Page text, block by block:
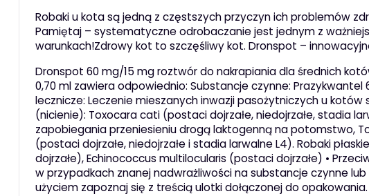
Robaki u kota są jedną z częstszych przyczyn ich problemów
Pamiętaj – systematyczne odrobaczanie jest jednym z
warunkach!Zdrowy kot to szczęśliwy kot. Dronspot –
Dronspot 60 mg/15 mg roztwór do nakrapiania dla średnich
0,70 ml zawiera odpowiednio: Substancje czynne:
lecznicze: Leczenie mieszanych inwazji pasożytniczych u
(nicienie): Toxocara cati (postaci dojrzałe, niedojrzałe, stadia
zapobiegania przeniesieniu drogą laktogenną na potomstwo,
(postaci dojrzałe, niedojrzałe i stadia larwalne L4). Robaki
dojrzałe), Echinococcus multilocularis (postaci dojrzałe) •
w przypadkach znanej nadwrażliwości na substancje czynne
użyciem zapoznaj się z treścią ulotki dołączonej do opakowania.